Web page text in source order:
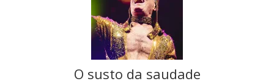
O susto da saudade